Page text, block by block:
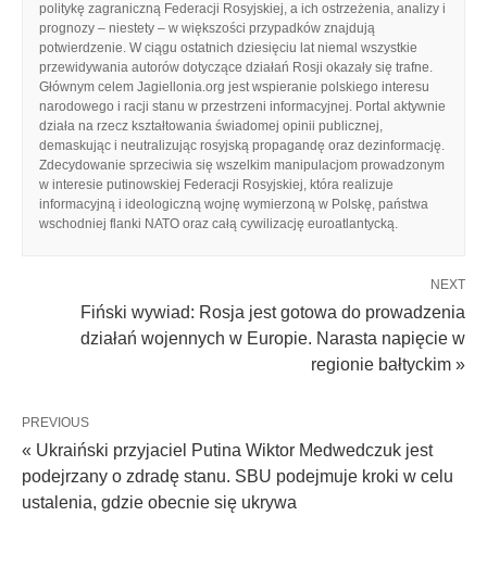
politykę zagraniczną Federacji Rosyjskiej, a ich ostrzeżenia, analizy i
prognozy – niestety – w większości przypadków znajdują
potwierdzenie. W ciągu ostatnich dziesięciu lat niemal wszystkie
przewidywania autorów dotyczące działań Rosji okazały się trafne.
Głównym celem Jagiellonia.org jest wspieranie polskiego interesu
narodowego i racji stanu w przestrzeni informacyjnej. Portal aktywnie
działa na rzecz kształtowania świadomej opinii publicznej,
demaskując i neutralizując rosyjską propagandę oraz dezinformację.
Zdecydowanie sprzeciwia się wszelkim manipulacjom prowadzonym
w interesie putinowskiej Federacji Rosyjskiej, która realizuje
informacyjną i ideologiczną wojnę wymierzoną w Polskę, państwa
wschodniej flanki NATO oraz całą cywilizację euroatlantycką.
NEXT
Fiński wywiad: Rosja jest gotowa do prowadzenia
działań wojennych w Europie. Narasta napięcie w
regionie bałtyckim »
PREVIOUS
« Ukraiński przyjaciel Putina Wiktor Medwedczuk jest
podejrzany o zdradę stanu. SBU podejmuje kroki w celu
ustalenia, gdzie obecnie się ukrywa